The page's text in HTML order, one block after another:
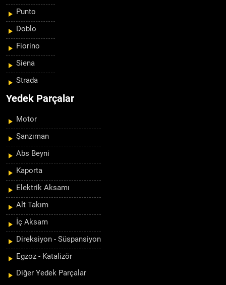
Punto
Doblo
Fiorino
Siena
Strada
Yedek Parçalar
Motor
Şanzıman
Abs Beyni
Kaporta
Elektrik Aksamı
Alt Takım
İç Aksam
Direksiyon - Süspansiyon
Egzoz - Katalizör
Diğer Yedek Parçalar